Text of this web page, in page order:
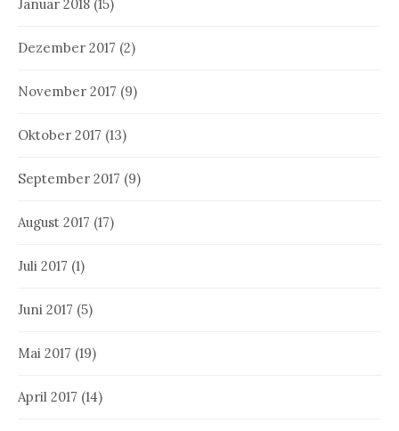
Januar 2018 (15)
Dezember 2017 (2)
November 2017 (9)
Oktober 2017 (13)
September 2017 (9)
August 2017 (17)
Juli 2017 (1)
Juni 2017 (5)
Mai 2017 (19)
April 2017 (14)